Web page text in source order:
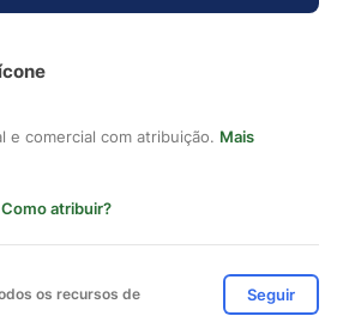
e comercial com atribuição. Mais
Como atribuir?
os recursos de
Seguir